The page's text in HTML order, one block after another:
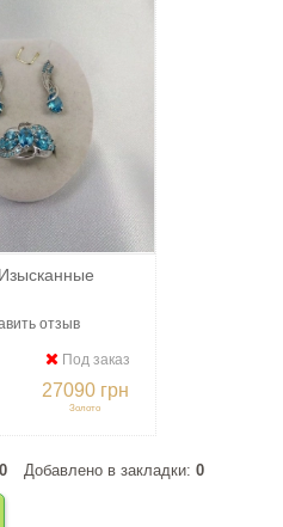
отзыв
Под заказ
27090 грн
Золото
0 Добавлено в закладки: 0